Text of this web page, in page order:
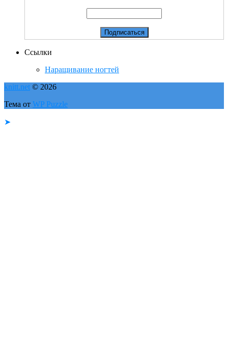
Ссылки
Наращивание ногтей
knitt.net © 2026
Тема от WP Puzzle
➤